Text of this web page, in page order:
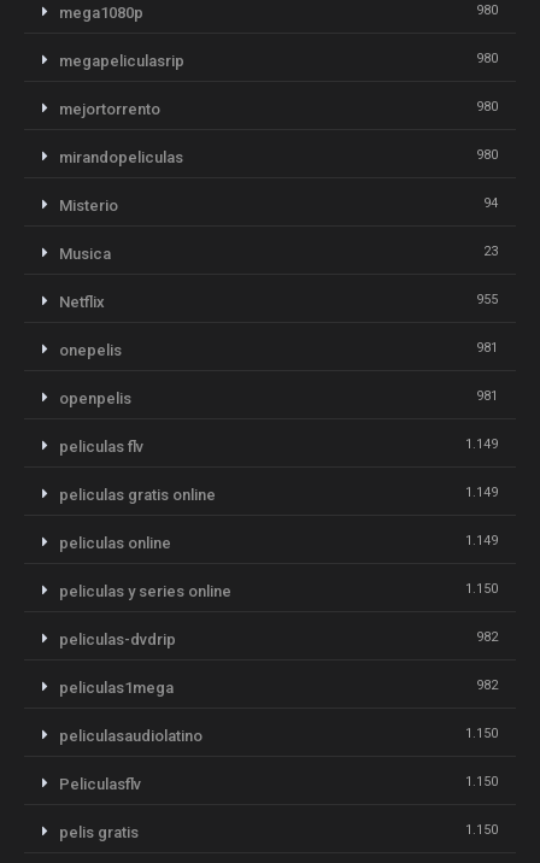
mega1080p 980
megapeliculasrip 980
mejortorrento 980
mirandopeliculas 980
Misterio 94
Musica 23
Netflix 955
onepelis 981
openpelis 981
peliculas flv 1.149
peliculas gratis online 1.149
peliculas online 1.149
peliculas y series online 1.150
peliculas-dvdrip 982
peliculas1mega 982
peliculasaudiolatino 1.150
Peliculasflv 1.150
pelis gratis 1.150